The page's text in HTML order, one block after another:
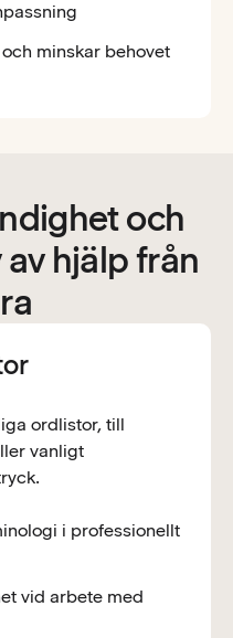
minskar behovet
och
hjälp från
ordlistor, till
vanligt
i professionellt
vid arbete med